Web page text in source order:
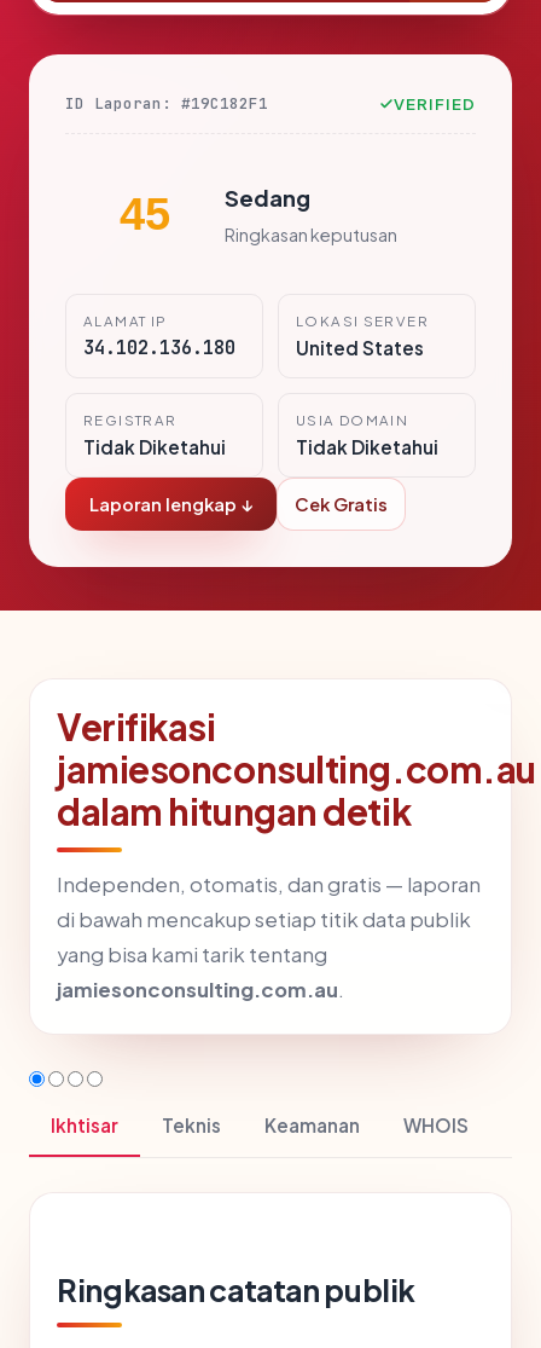
ID Laporan: #19C182F1 VERIFIED
45 Sedang
Ringkasan keputusan
ALAMAT IP
34.102.136.180
LOKASI SERVER
United States
REGISTRAR
Tidak Diketahui
USIA DOMAIN
Tidak Diketahui
Laporan lengkap ↓ Cek Gratis
Verifikasi
jamiesonconsulting.com.au
dalam hitungan detik
Independen, otomatis, dan gratis — laporan
di bawah mencakup setiap titik data publik
yang bisa kami tarik tentang
jamiesonconsulting.com.au.
Ikhtisar Teknis Keamanan WHOIS
Ringkasan catatan publik